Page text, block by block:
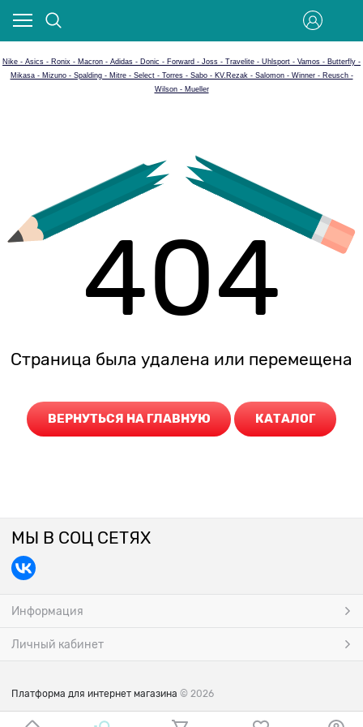
Nike - Asics - Ronix - Macron - Adidas - Donic - Forward - Joss - Travelite - Uhlsport - Vamos - Butterfly -
Mikasa - Mizuno - Spalding - Mitre - Select - Torres - Sabo - KV.Rezak - Salomon - Winner - Reusch -
Wilson - Mueller
404
Страница была удалена или перемещена
ВЕРНУТЬСЯ НА ГЛАВНУЮ КАТАЛОГ
МЫ В СОЦ СЕТЯХ
Информация
Личный кабинет
Платформа для интернет магазина © 2026